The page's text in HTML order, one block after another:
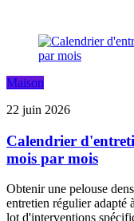
Maison
22 juin 2026
Calendrier
mois par mois
Obtenir une pelouse
entretien régulier adapté
lot d'interventions